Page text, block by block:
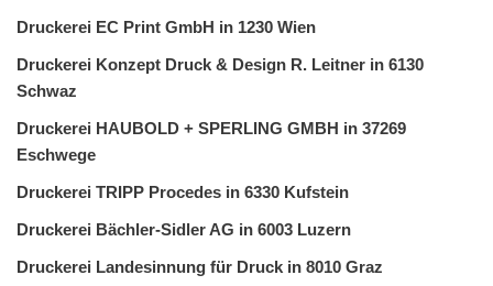
Druckerei EC Print GmbH in 1230 Wien
Druckerei Konzept Druck & Design R. Leitner in 6130
Schwaz
Druckerei HAUBOLD + SPERLING GMBH in 37269
Eschwege
Druckerei TRIPP Procedes in 6330 Kufstein
Druckerei Bächler-Sidler AG in 6003 Luzern
Druckerei Landesinnung für Druck in 8010 Graz